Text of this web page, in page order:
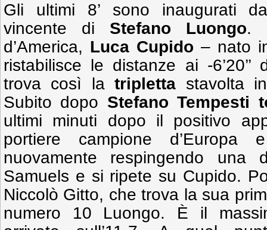
Gli ultimi 8’ sono inaugurati
vincente di Stefano Luongo.
d’America, Luca Cupido – nato
ristabilisce le distanze ai -
trova così latripletta stavolta
Subito dopo Stefano Tempesti
ultimi minuti dopo il positivo
portiere campione d’Europa
nuovamente respingendo una
Samuels e si ripete su Cupido.
Niccolò Gitto, che trova la sua
numero 10 Luongo. È il